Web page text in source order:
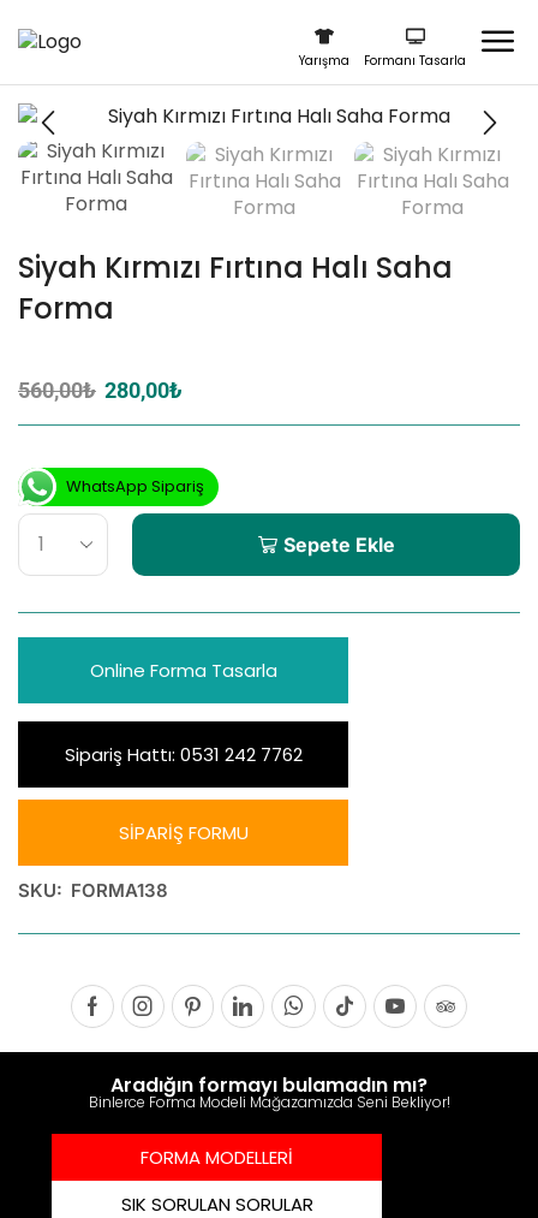
Yarışma Formanı Tasarla
Siyah Kırmızı Fırtına Halı Saha
Forma
560,00₺ 280,00₺
WhatsApp Sipariş
Sepete Ekle
Online Forma Tasarla
Sipariş Hattı: 0531 242 7762
SİPARİŞ FORMU
SKU: FORMA138
Aradığın formayı bulamadın mı?
Binlerce Forma Modeli Mağazamızda Seni Bekliyor!
FORMA MODELLERİ
SIK SORULAN SORULAR